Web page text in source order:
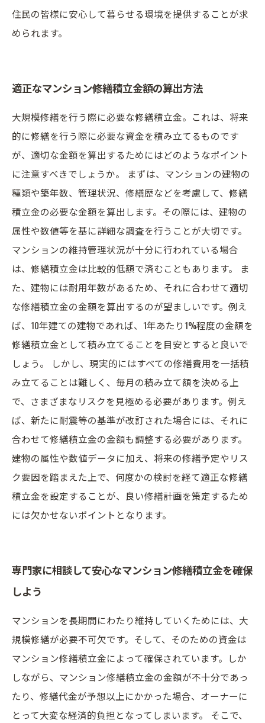
住民の皆様に安心して暮らせる環境を提供することが求
められます。
適正なマンション修繕積立金額の算出方法
大規模修繕を行う際に必要な修繕積立金。これは、将来
的に修繕を行う際に必要な資金を積み立てるものです
が、適切な金額を算出するためにはどのようなポイント
に注意すべきでしょうか。 まずは、マンションの建物の
種類や築年数、管理状況、修繕歴などを考慮して、修繕
積立金の必要な金額を算出します。その際には、建物の
属性や数値等を基に詳細な調査を行うことが大切です。
マンションの維持管理状況が十分に行われている場合
は、修繕積立金は比較的低額で済むこともあります。 ま
た、建物には耐用年数があるため、それに合わせて適切
な修繕積立金の金額を算出するのが望ましいです。例え
ば、10年建ての建物であれば、1年あたり1%程度の金額を
修繕積立金として積み立てることを目安とすると良いで
しょう。 しかし、現実的にはすべての修繕費用を一括積
み立てることは難しく、毎月の積み立て額を決める上
で、さまざまなリスクを見極める必要があります。例え
ば、新たに耐震等の基準が改訂された場合には、それに
合わせて修繕積立金の金額も調整する必要があります。
建物の属性や数値データに加え、将来の修繕予定やリス
ク要因を踏まえた上で、何度かの検討を経て適正な修繕
積立金を設定することが、良い修繕計画を策定するため
には欠かせないポイントとなります。
専門家に相談して安心なマンション修繕積立金を確保
しよう
マンションを長期間にわたり維持していくためには、大
規模修繕が必要不可欠です。そして、そのための資金は
マンション修繕積立金によって確保されています。しか
しながら、マンション修繕積立金の金額が不十分であっ
たり、修繕代金が予想以上にかかった場合、オーナーに
とって大変な経済的負担となってしまいます。 そこで、